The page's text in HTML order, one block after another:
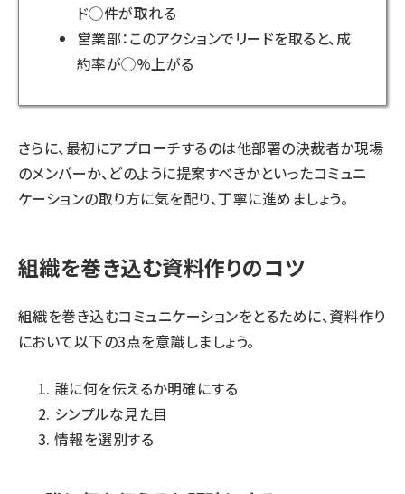
ド◯件が取れる
営業部：このアクションでリードを取ると、成
約率が◯%上がる
さらに、最初にアプローチするのは他部署の決裁者か現場
のメンバーか、どのように提案すべきかといったコミュニ
ケーションの取り方に気を配り、丁寧に進めましょう。
組織を巻き込む資料作りのコツ
組織を巻き込むコミュニケーションをとるために、資料作り
において以下の3点を意識しましょう。
誰に何を伝えるか明確にする
シンプルな見た目
情報を選別する